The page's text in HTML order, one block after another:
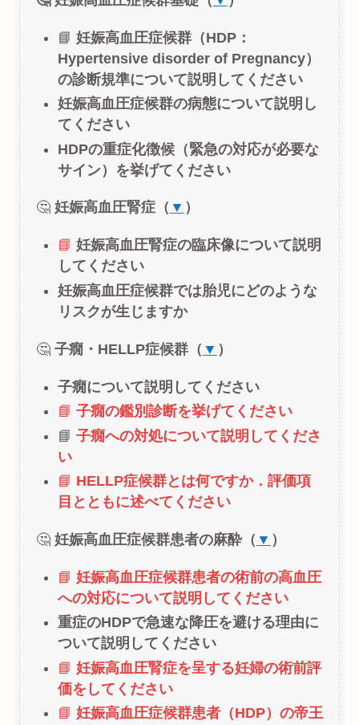
📘 妊娠高血圧症候群（HDP：
Hypertensive disorder of Pregnancy）
の診断規準について説明してください
妊娠高血圧症候群の病態について説明し
てください
HDPの重症化徴候（緊急の対応が必要な
サイン）を挙げてください
🤔 妊娠高血圧腎症（ ▼ ）
📘 妊娠高血圧腎症の臨床像について説明
してください
妊娠高血圧症候群では胎児にどのような
リスクが生じますか
🤔 子癇・HELLP症候群（ ▼ ）
子癇について説明してください
📘 子癇の鑑別診断を挙げてください
📘 子癇への対処について説明してくださ
い
📘 HELLP症候群とは何ですか．評価項
目とともに述べてください
🤔 妊娠高血圧症候群患者の麻酔（ ▼ ）
📘 妊娠高血圧症候群患者の術前の高血圧
への対応について説明してください
重症のHDPで急速な降圧を避ける理由に
ついて説明してください
📘 妊娠高血圧腎症を呈する妊婦の術前評
価をしてください
📘 妊娠高血圧症候群患者（HDP）の帝王